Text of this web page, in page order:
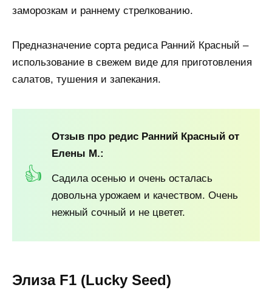
заморозкам и раннему стрелкованию.
Предназначение сорта редиса Ранний Красный –
использование в свежем виде для приготовления
салатов, тушения и запекания.
Отзыв про редис Ранний Красный от
Елены М.:
Садила осенью и очень осталась
довольна урожаем и качеством. Очень
нежный сочный и не цветет.
Элиза F1 (Lucky Seed)